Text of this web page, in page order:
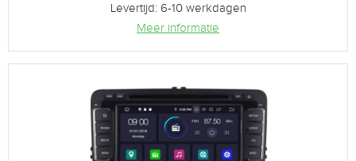
Levertijd: 6-10 werkdagen
Meer informatie